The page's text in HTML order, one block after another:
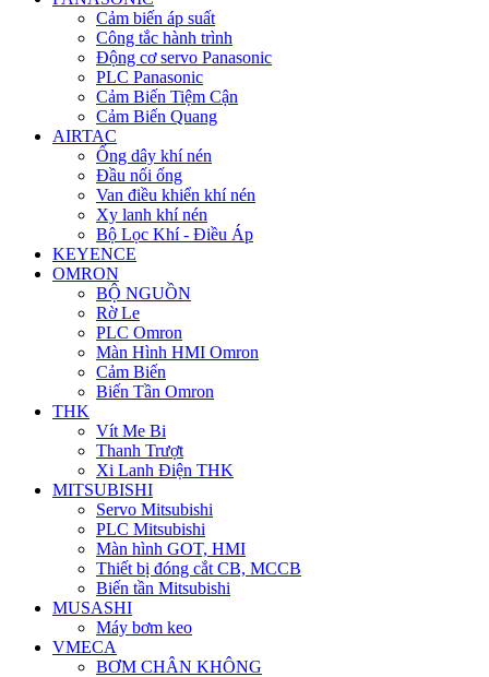
Cảm biến áp suất
Công tắc hành trình
Động cơ servo Panasonic
PLC Panasonic
Cảm Biến Tiệm Cận
Cảm Biến Quang
AIRTAC
Ống dây khí nén
Đầu nối ống
Van điều khiển khí nén
Xy lanh khí nén
Bộ Lọc Khí - Điều Áp
KEYENCE
OMRON
BỘ NGUỒN
Rờ Le
PLC Omron
Màn Hình HMI Omron
Cảm Biến
Biến Tần Omron
THK
Vít Me Bi
Thanh Trượt
Xi Lanh Điện THK
MITSUBISHI
Servo Mitsubishi
PLC Mitsubishi
Màn hình GOT, HMI
Thiết bị đóng cắt CB, MCCB
Biến tần Mitsubishi
MUSASHI
Máy bơm keo
VMECA
BƠM CHÂN KHÔNG